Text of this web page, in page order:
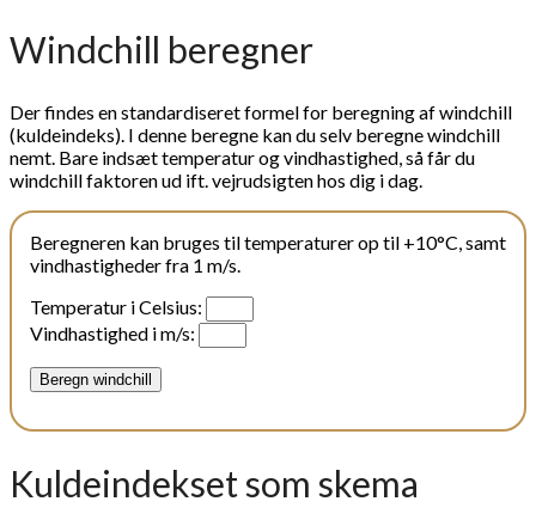
Windchill beregner
Der findes en standardiseret formel for beregning af windchill
(kuldeindeks). I denne beregne kan du selv beregne windchill
nemt. Bare indsæt temperatur og vindhastighed, så får du
windchill faktoren ud ift. vejrudsigten hos dig i dag.
Beregneren kan bruges til temperaturer op til +10°C, samt
vindhastigheder fra 1 m/s.
Temperatur i Celsius:
Vindhastighed i m/s:
Beregn windchill
Kuldeindekset som skema